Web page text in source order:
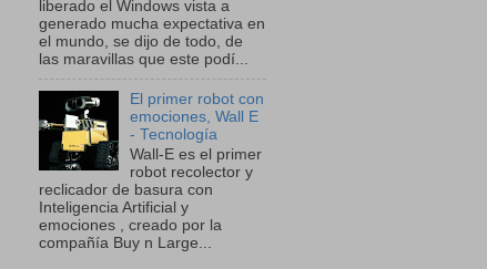
liberado el Windows vista a
generado mucha expectativa en
el mundo, se dijo de todo, de
las maravillas que este podí...
El primer robot con
emociones, Wall E
- Tecnología
Wall-E es el primer
robot recolector y
reclicador de basura con
Inteligencia Artificial y
emociones , creado por la
compañía Buy n Large...